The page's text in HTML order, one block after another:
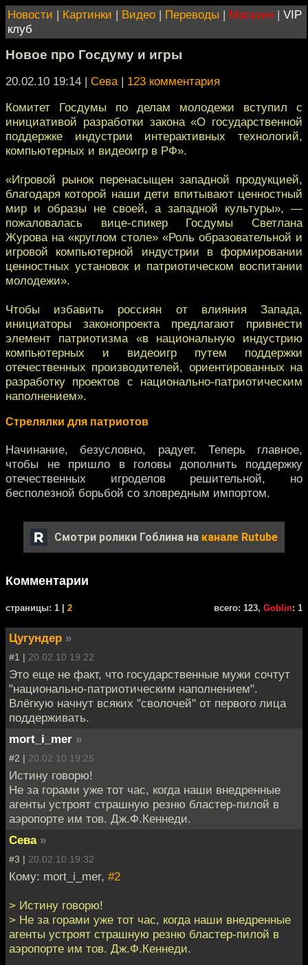
Новости | Картинки | Видео | Переводы | Магазин | VIP
клуб
Новое про Госдуму и игры
20.02.10 19:14 | Сева| 123 комментария
Комитет Госдумы по делам молодежи вступил с
инициативой разработки закона «О государственной
поддержке индустрии интерактивных технологий,
компьютерных и видеоигр в РФ».
«Игровой рынок перенасыщен западной продукцией,
благодаря которой наши дети впитывают ценностный
мир и образы не своей, а западной культуры», ―
пожаловалась вице-спикер Госдумы Светлана
Журова на «круглом столе» «Роль образовательной и
игровой компьютерной индустрии в формировании
ценностных установок и патриотическом воспитании
молодежи».
Чтобы избавить россиян от влияния Запада,
инициаторы законопроекта предлагают привнести
элемент патриотизма «в национальную индустрию
компьютерных и видеоигр путем поддержки
отечественных производителей, ориентированных на
разработку проектов с национально-патриотическим
наполнением».
Стрелялки для патриотов
Начинание, безусловно, радует. Теперь главное,
чтобы не пришло в головы дополнить поддержку
отечественных игроделов решительной, но
бесполезной борьбой со зловредным импортом.
Смотри ролики Гоблина на канале Rutube
Комментарии
cтраницы: 1 | 2 всего: 123, Goblin: 1
Цугундер »
#1 | 20.02.10 19:22
Это еще не факт, что государственные мужи сочтут
"национально-патриотическим наполнением".
Влёгкую начнут всяких "сволочей" от первого лица
поддерживать.
mort_i_mer »
#2 | 20.02.10 19:25
Истину говорю!
Не за горами уже тот час, когда наши внедренные
агенты устроят страшную резню бластер-пилой в
аэропорте им тов. Дж.Ф.Кеннеди.
Сева »
#3 | 20.02.10 19:32
Кому: mort_i_mer, #2
> Истину говорю!
> Не за горами уже тот час, когда наши внедренные
агенты устроят страшную резню бластер-пилой в
аэропорте им тов. Дж.Ф.Кеннеди.